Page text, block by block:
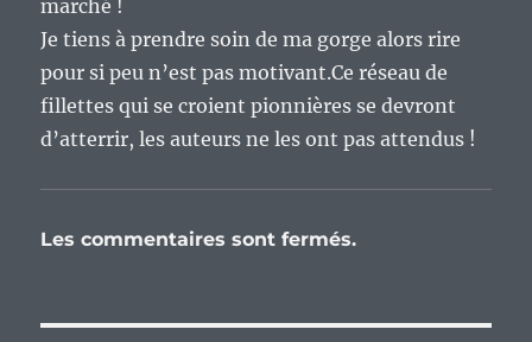
marché !
Je tiens à prendre soin de ma gorge alors rire
pour si peu n’est pas motivant.Ce réseau de
fillettes qui se croient pionnières se devront
d’atterrir, les auteurs ne les ont pas attendus !
Les commentaires sont fermés.